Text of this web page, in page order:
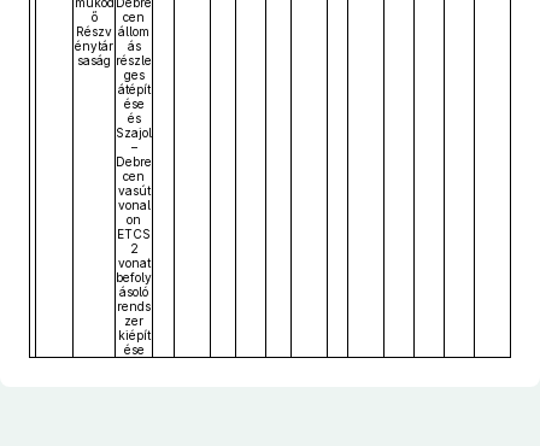
ő
Részv
énytár
saság
cen
állom
ás
részle
ges
átépít
ése
és
Szajol
–
Debre
cen
vasút
vonal
on
ETCS
2
vonat
befoly
ásoló
rends
zer
kiépít
ése